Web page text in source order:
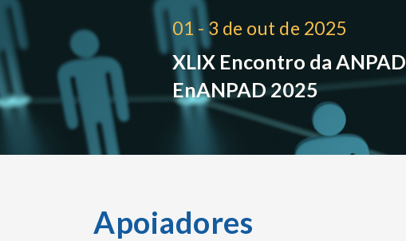
01 - 3 de out de 2025
XLIX Encontro da ANPAD
EnANPAD 2025
Apoiadores